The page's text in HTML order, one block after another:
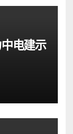
电建示